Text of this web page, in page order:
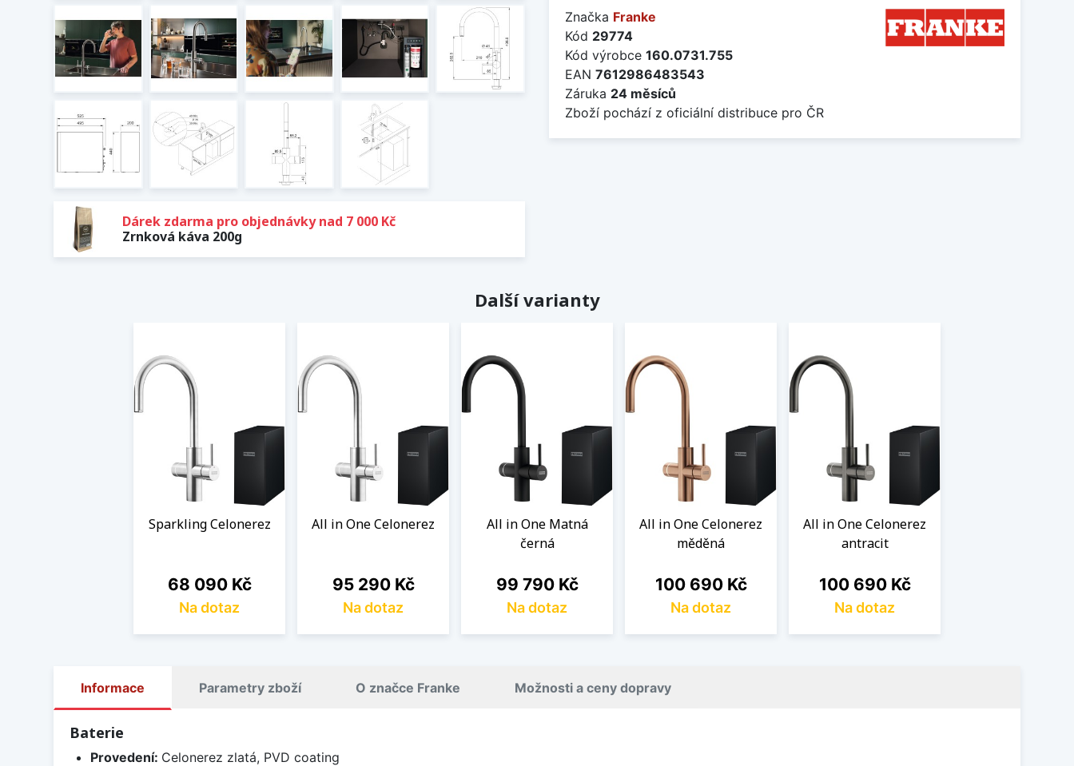
Dárek zdarma pro objednávky nad 7 000 Kč
Zrnková káva 200g
Značka Franke
Kód 29774
Kód výrobce 160.0731.755
EAN 7612986483543
Záruka 24 měsíců
Zboží pochází z oficiální distribuce pro ČR
Další varianty
Sparkling Celonerez
Cena
68 090 Kč
Na dotaz
All in One Celonerez
Cena
95 290 Kč
Na dotaz
All in One Matná
černá
Cena
99 790 Kč
Na dotaz
All in One Celonerez
měděná
Cena
100 690 Kč
Na dotaz
All in One Celonerez
antracit
Cena
100 690 Kč
Na dotaz
Informace Parametry zboží O značce Franke Možnosti a ceny dopravy
Baterie
Provedení: Celonerez zlatá, PVD coating